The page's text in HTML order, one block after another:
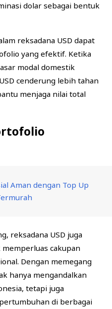
dolar sebagai bentuk
reksadana USD dapat
yang efektif. Ketika
modal domestik
cenderung lebih tahan
menjaga nilai total
Aman dengan Top Up
reksadana USD juga
cakupan
Dengan memegang
hanya mengandalkan
tetapi juga
di berbagai